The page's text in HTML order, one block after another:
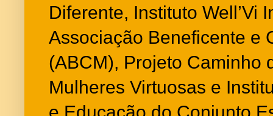
Diferente, Instituto Well’Vi
Associação Beneficente e
(ABCM), Projeto Caminho
Mulheres Virtuosas e